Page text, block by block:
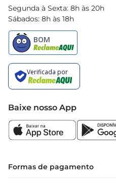
Segunda à Sexta: 8h às 20h
Sábados: 8h às 18h
Baixe nosso App
Formas de pagamento